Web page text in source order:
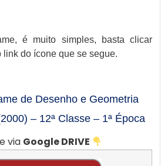
é muito simples, basta clicar
link do ícone que se segue.
de Desenho e Geometria
– 12ª Classe – 1ª Época
via Google DRIVE